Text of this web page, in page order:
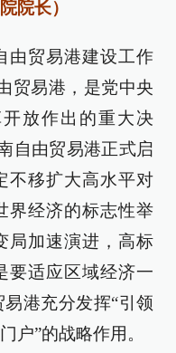
院长）
由贸易港建设工作
贸易港，是党中央
放作出的重大决
自由贸易港正式启
不移扩大高水平对
界经济的标志性举
局加速演进，高标
要适应区域经济一
港充分发挥“引领
户”的战略作用。